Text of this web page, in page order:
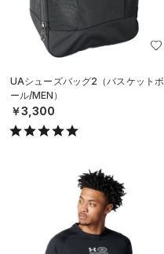
UAシューズバッグ2（バスケットボ
ール/MEN）
￥3,300